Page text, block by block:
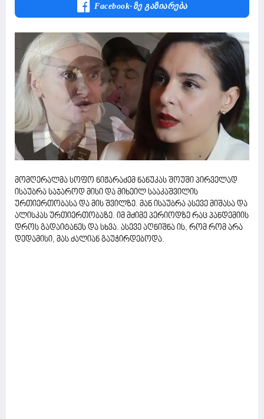
Facebook-Ზე Გაზიარება
მომღერალმა სოფო ნიჟარაძემ ნანუკას შოუში პირველად
ისაუბრა საჯაროდ მისი და მიხეილ სააკაშვილის
ურთიერთობასა და მის შვილზე. მან ისაუბრა ასევე მიშასა და
ალისკას ურთიერთობაზე. იმ მძიმე პერიოდზე რაც პანდემიის
დროს გადაიტანეს და სხვა. ასევე აღნიშნა ის, რომ რომ არა
დედამისი, მას ძალიან გაუჭირდებოდა.